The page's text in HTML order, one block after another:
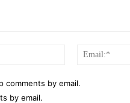
Name:*
comments by email.
by email.